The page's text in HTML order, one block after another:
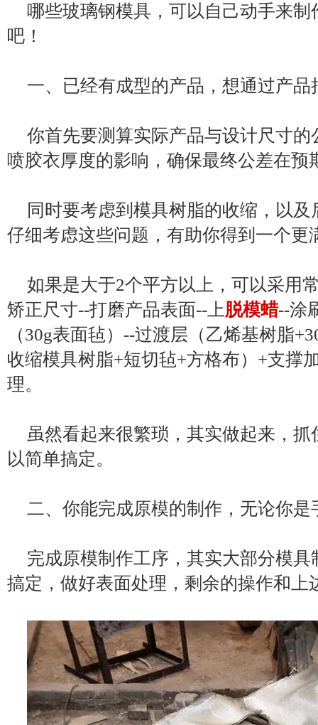
哪些玻璃钢模具，可以自己动手来
吧！
一、已经有成型的产品，想通过产品
你首先要测算实际产品与设计尺寸
喷胶衣厚度的影响，确保最终公差在预
同时要考虑到模具树脂的收缩，以
仔细考虑这些问题，有助你得到一个更
如果是大于2个平方以上，可以采用
矫正尺寸--打磨产品表面--上脱模蜡--涂
（30g表面毡）--过渡层（乙烯基树脂
收缩模具树脂+短切毡+方格布）+支撑
理。
虽然看起来很繁琐，其实做起来，
以简单搞定。
二、你能完成原模的制作，无论你
完成原模制作工序，其实大部分模
搞定，做好表面处理，剩余的操作和上